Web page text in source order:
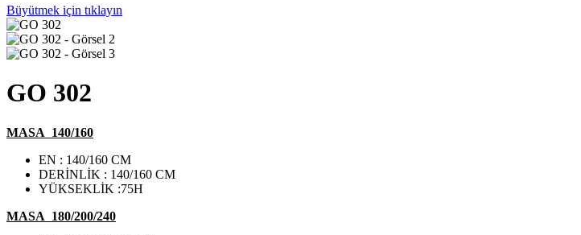
Büyütmek için tıklayın
GO 302
MASA 140/160
EN : 140/160 CM
DERİNLİK : 140/160 CM
YÜKSEKLİK :75H
MASA 180/200/240